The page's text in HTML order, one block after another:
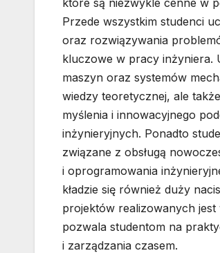
Przede wszystkim studenci
oraz rozwiązywania
kluczowe w pracy inżyniera.
maszyn oraz systemów
wiedzy teoretycznej, ale
myślenia i innowacyjnego
inżynieryjnych. Ponadto
związane z obsługą
i oprogramowania
kładzie się również duży
projektów realizowanych
pozwala studentom na
i zarządzania czasem.